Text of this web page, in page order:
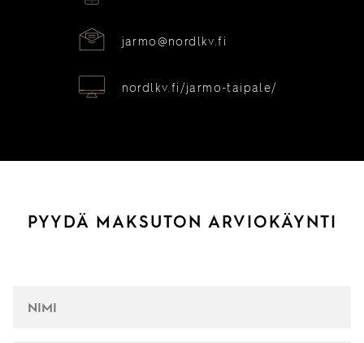
jarmo@nordlkv.fi
nordlkv.fi/jarmo-taipale/
PYYDÄ MAKSUTON ARVIOKÄYNTI